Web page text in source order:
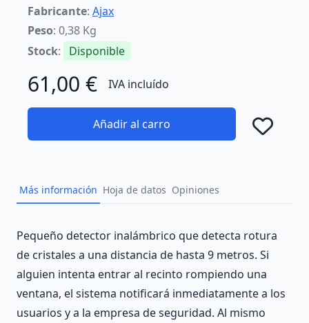
Fabricante: Ajax
Peso: 0,38 Kg
Stock: Disponible
61,00 € IVA incluído
Añadir al carro
Más información Hoja de datos Opiniones
Description
Pequeño detector inalámbrico que detecta rotura
de cristales a una distancia de hasta 9 metros. Si
alguien intenta entrar al recinto rompiendo una
ventana, el sistema notificará inmediatamente a los
usuarios y a la empresa de seguridad. Al mismo